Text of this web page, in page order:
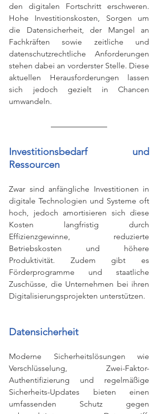
den digitalen Fortschritt erschweren.
Hohe Investitionskosten, Sorgen um
die Datensicherheit, der Mangel an
Fachkräften sowie zeitliche und
datenschutzrechtliche Anforderungen
stehen dabei an vorderster Stelle. Diese
aktuellen Herausforderungen lassen
sich jedoch gezielt in Chancen
umwandeln.
Investitionsbedarf und
Ressourcen
Zwar sind anfängliche Investitionen in
digitale Technologien und Systeme oft
hoch, jedoch amortisieren sich diese
Kosten langfristig durch
Effizienzgewinne, reduzierte
Betriebskosten und höhere
Produktivität. Zudem gibt es
Förderprogramme und staatliche
Zuschüsse, die Unternehmen bei ihren
Digitalisierungsprojekten unterstützen.
Datensicherheit
Moderne Sicherheitslösungen wie
Verschlüsselung, Zwei-Faktor-
Authentifizierung und regelmäßige
Sicherheits-Updates bieten einen
umfassenden Schutz gegen